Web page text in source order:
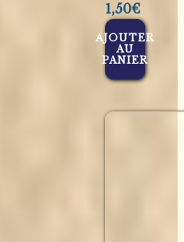
1,50€
AJOUTER
AU
PANIER